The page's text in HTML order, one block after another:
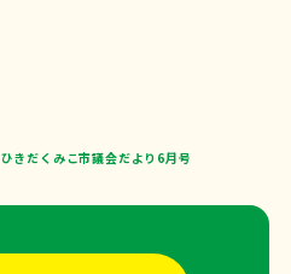
ひきだくみこ市議会だより6月号